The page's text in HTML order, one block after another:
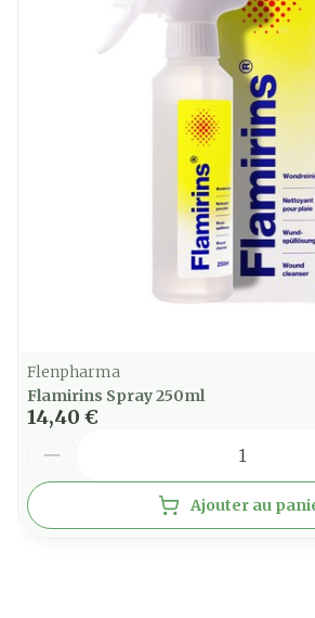
44 mm
Température
25°C)
Flenpharma
Flamirins Spray 250ml
14,40 €
Ajouter au